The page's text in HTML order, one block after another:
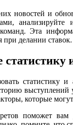
новостей и
Эта
делании ставок.
статистику
статистику
которые
поможет вам